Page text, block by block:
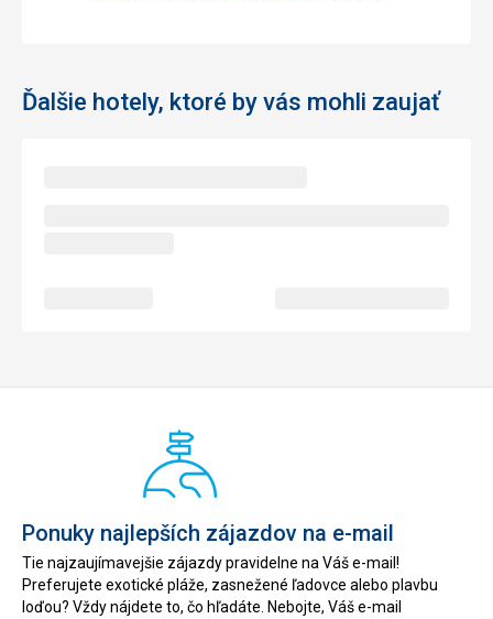
Ďalšie hotely, ktoré by vás mohli zaujať
Ponuky najlepších zájazdov na e-mail
Tie najzaujímavejšie zájazdy pravidelne na Váš e-mail!
Preferujete exotické pláže, zasnežené ľadovce alebo plavbu
loďou? Vždy nájdete to, čo hľadáte. Nebojte, Váš e-mail